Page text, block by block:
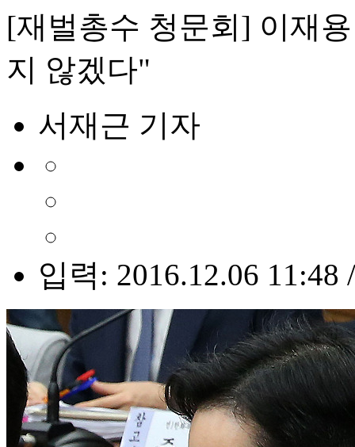
[재벌총수 청문회] 이재
지 않겠다"
서재근 기자
입력: 2016.12.06 11:48